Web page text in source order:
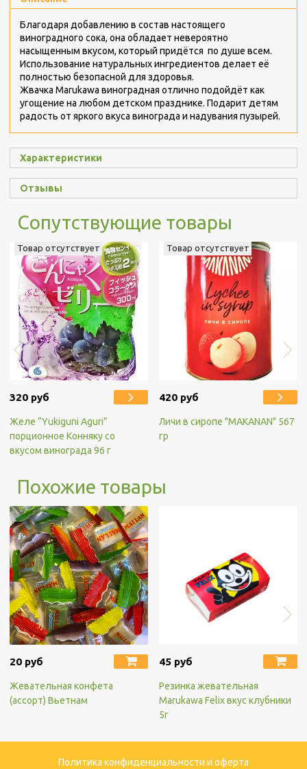
Благодаря добавлению в состав настоящего
виноградного сока, она обладает невероятно
насыщенным вкусом, который придётся по душе всем.
Использование натуральных ингредиентов делает её
полностью безопасной для здоровья.
Жвачка Marukawa виноградная отлично подойдёт как
угощение на любом детском празднике. Подарит детям
радость от яркого вкуса винограда и надувания пузырей.
Характеристики
Отзывы
Сопутствующие товары
Товар отсутствует
320 руб
Желе “Yukiguni Aguri”
порционное Конняку со
вкусом винограда 96 г
Товар отсутствует
420 руб
Личи в сиропе "MAKANAN" 567
гр
Похожие товары
20 руб
Жевательная конфета
(ассорт) Вьетнам
45 руб
Резинка жевательная
Marukawa Felix вкус клубники
5г
Политика конфиденциальности и оферта